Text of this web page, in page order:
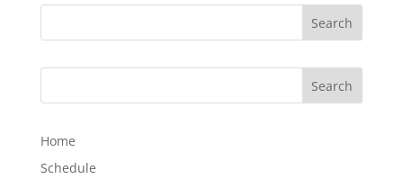
Home
Schedule